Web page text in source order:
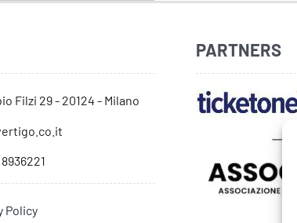
Filzi 29 - 20124 - Milano
Policy
PARTNERS